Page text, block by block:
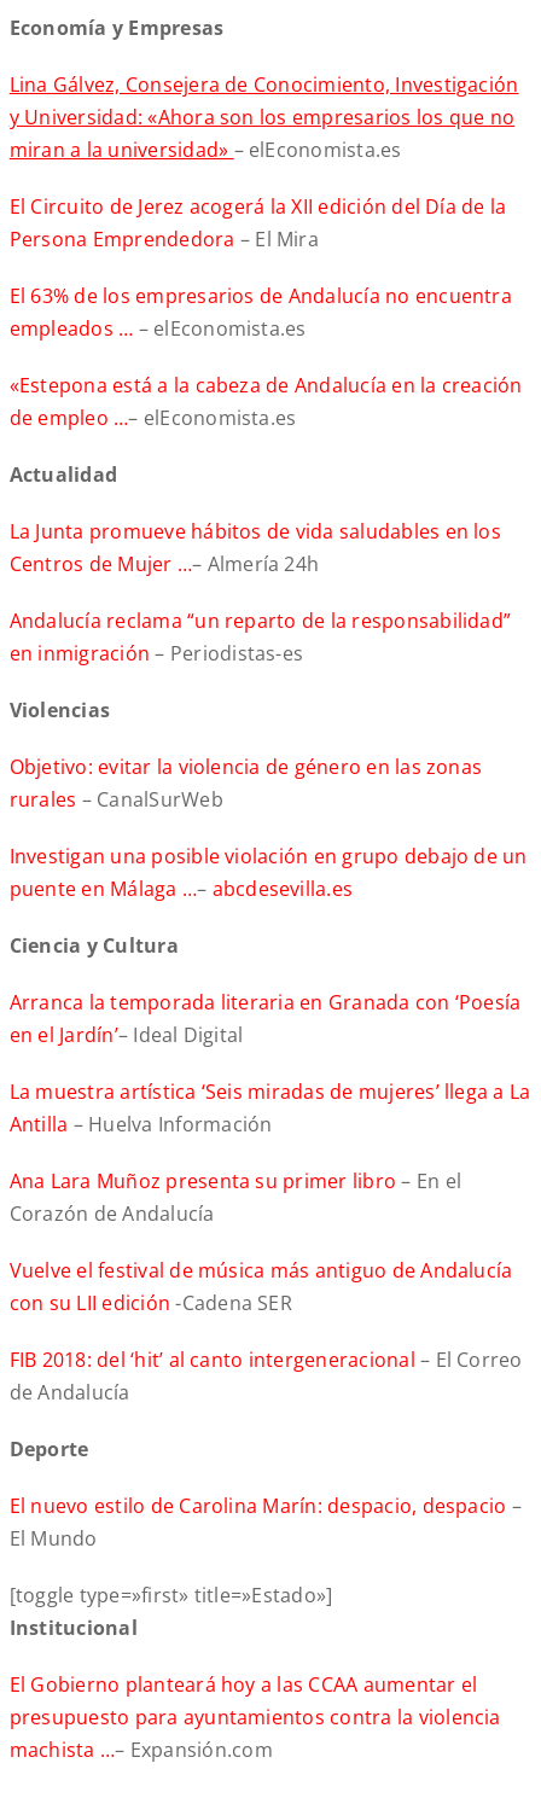
Economía y Empresas
Lina Gálvez, Consejera de Conocimiento, Investigación
y Universidad: «Ahora son los empresarios los que no
miran a la universidad» – elEconomista.es
El Circuito de Jerez acogerá la XII edición del Día de la
Persona Emprendedora – El Mira
El 63% de los empresarios de Andalucía no encuentra
empleados … – elEconomista.es
«Estepona está a la cabeza de Andalucía en la creación
de empleo …– elEconomista.es
Actualidad
La Junta promueve hábitos de vida saludables en los
Centros de Mujer …– Almería 24h
Andalucía reclama “un reparto de la responsabilidad”
en inmigración – Periodistas-es
Violencias
Objetivo: evitar la violencia de género en las zonas
rurales – CanalSurWeb
Investigan una posible violación en grupo debajo de un
puente en Málaga …– abcdesevilla.es
Ciencia y Cultura
Arranca la temporada literaria en Granada con ‘Poesía
en el Jardín’– Ideal Digital
La muestra artística ‘Seis miradas de mujeres’ llega a La
Antilla – Huelva Información
Ana Lara Muñoz presenta su primer libro – En el
Corazón de Andalucía
Vuelve el festival de música más antiguo de Andalucía
con su LII edición -Cadena SER
FIB 2018: del ‘hit’ al canto intergeneracional – El Correo
de Andalucía
Deporte
El nuevo estilo de Carolina Marín: despacio, despacio –
El Mundo
[toggle type=»first» title=»Estado»]
Institucional
El Gobierno planteará hoy a las CCAA aumentar el
presupuesto para ayuntamientos contra la violencia
machista …– Expansión.com